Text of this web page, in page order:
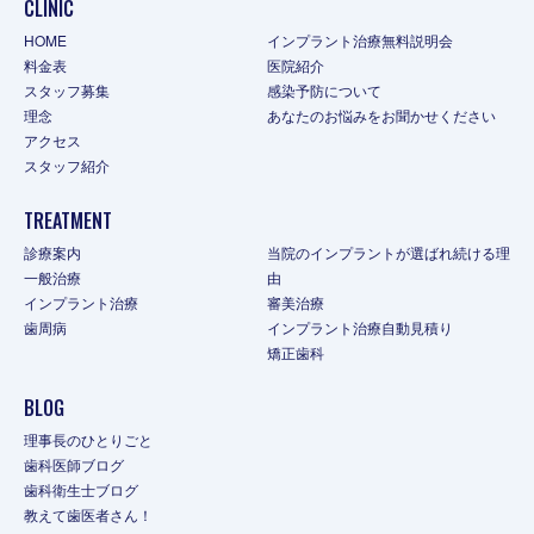
CLINIC
HOME
料金表
スタッフ募集
理念
アクセス
スタッフ紹介
インプラント治療無料説明会
医院紹介
感染予防について
あなたのお悩みをお聞かせください
TREATMENT
診療案内
一般治療
インプラント治療
歯周病
当院のインプラントが選ばれ続ける理
由
審美治療
インプラント治療自動見積り
矯正歯科
BLOG
理事長のひとりごと
歯科医師ブログ
歯科衛生士ブログ
教えて歯医者さん！